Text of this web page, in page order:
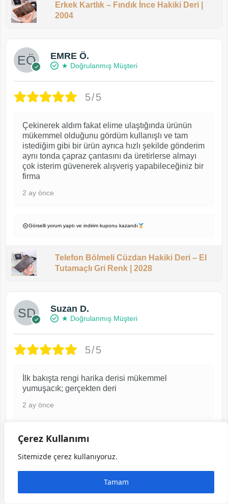
Çerez Kullanımı
Sitemizde çerez kullanıyoruz.
Tamam
Erkek Kartlık – Fındık İnce Hakiki Deri |
2004
EMRE Ö.
★ Doğrulanmış Müşteri
5/5
Çekinerek aldım fakat elime ulaştığında ürünün
mükemmel olduğunu gördüm kullanışlı ve tam
istediğim gibi bir ürün ayrıca hızlı şekilde gönderim
aynı tonda çapraz çantasını da üretirlerse almayı
çok isterim güvenerek alışveriş yapabileceğiniz bir
firma
2 ay önce
Görselli yorum yaptı ve indirim kuponu kazandı
Telefon Bölmeli Cüzdan Hakiki Deri – El
Tutamaçlı Gri Renk | 2028
Suzan D.
★ Doğrulanmış Müşteri
5/5
İlk bakışta rengi harika derisi mükemmel
yumuşacık; gerçekten deri
2 ay önce
Kadın Cüzdan – Fuşya Hakiki Deri, Lüks